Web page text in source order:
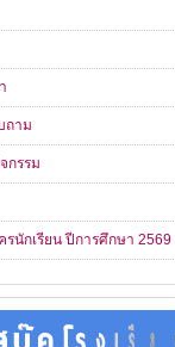
ถาม
กรรม
รนักเรียน ปีการศึกษา 2569